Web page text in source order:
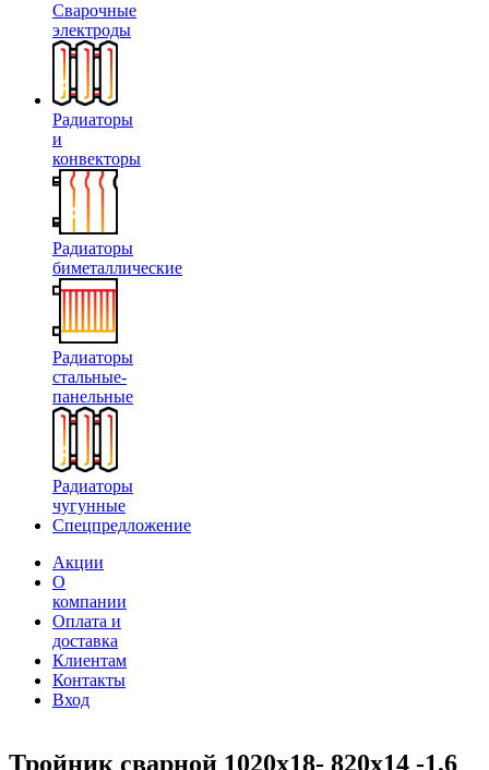
Сварочные
электроды
Радиаторы
и
конвекторы
Радиаторы
биметаллические
Радиаторы
стальные-
панельные
Радиаторы
чугунные
Спецпредложение
Акции
О
компании
Оплата и
доставка
Клиентам
Контакты
Вход
Тройник сварной 1020х18- 820х14 -1,6